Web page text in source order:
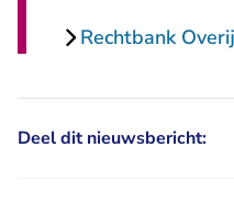
Rechtbank
Deel dit nieuwsbericht: